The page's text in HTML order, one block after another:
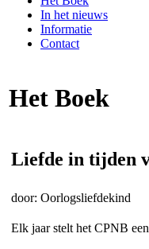
In het nieuws
Informatie
Contact
Het Boek
Liefde in tijden
door: Oorlogsliefdekind
Elk jaar stelt het CPNB